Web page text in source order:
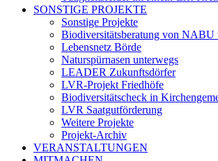
SONSTIGE PROJEKTE
Sonstige Projekte
Biodiversitätsberatung von
Lebensnetz Börde
Naturspürnasen unterwegs
LEADER Zukunftsdörfer
LVR-Projekt Friedhöfe
Biodiversitätscheck in
LVR Saatgutförderung
Weitere Projekte
Projekt-Archiv
VERANSTALTUNGEN